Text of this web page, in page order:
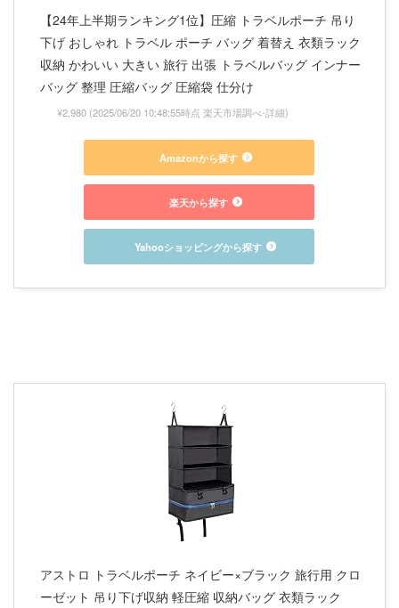
【24年上半期ランキング1位】圧縮 トラベルポーチ 吊り
下げ おしゃれ トラベル ポーチ バッグ 着替え 衣類ラック
収納 かわいい 大きい 旅行 出張 トラベルバッグ インナー
バッグ 整理 圧縮バッグ 圧縮袋 仕分け
¥2,980 (2025/06/20 10:48:55時点 楽天市場調べ-詳細)
Amazonから探す
楽天から探す
Yahooショッピングから探す
アストロ トラベルポーチ ネイビー×ブラック 旅行用 クロ
ーゼット 吊り下げ収納 軽圧縮 収納バッグ 衣類ラック